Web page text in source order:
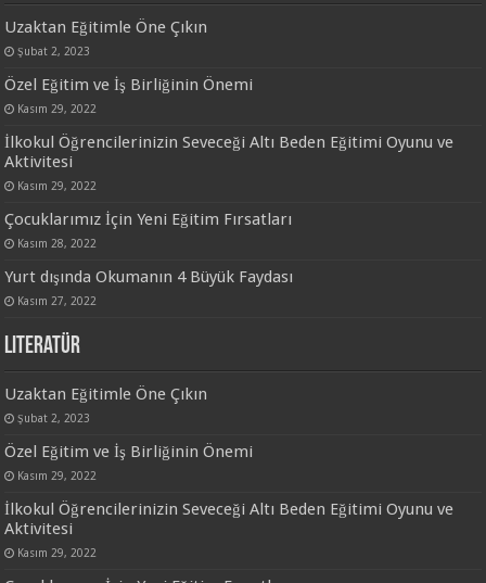
Uzaktan Eğitimle Öne Çıkın
Şubat 2, 2023
Özel Eğitim ve İş Birliğinin Önemi
Kasım 29, 2022
İlkokul Öğrencilerinizin Seveceği Altı Beden Eğitimi Oyunu ve
Aktivitesi
Kasım 29, 2022
Çocuklarımız İçin Yeni Eğitim Fırsatları
Kasım 28, 2022
Yurt dışında Okumanın 4 Büyük Faydası
Kasım 27, 2022
Literatür
Uzaktan Eğitimle Öne Çıkın
Şubat 2, 2023
Özel Eğitim ve İş Birliğinin Önemi
Kasım 29, 2022
İlkokul Öğrencilerinizin Seveceği Altı Beden Eğitimi Oyunu ve
Aktivitesi
Kasım 29, 2022